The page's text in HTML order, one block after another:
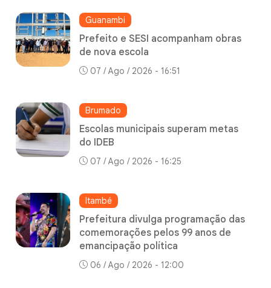
Guanambi
Prefeito e SESI acompanham obras
de nova escola
07 / Ago / 2026 - 16:51
Brumado
Escolas municipais superam metas
do IDEB
07 / Ago / 2026 - 16:25
Itambé
Prefeitura divulga programação das
comemorações pelos 99 anos de
emancipação política
06 / Ago / 2026 - 12:00